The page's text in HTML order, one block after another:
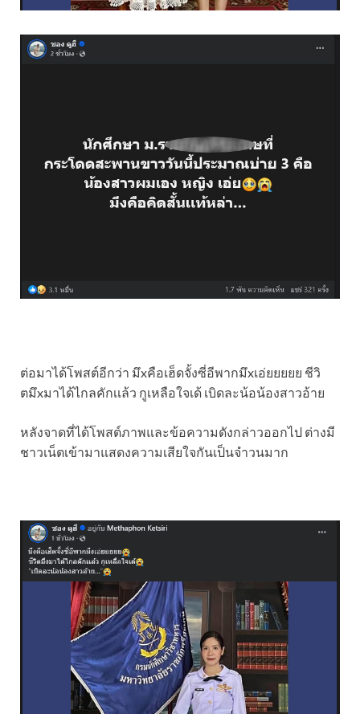
ต่อมาได้โพสต์อีกว่า มึxคือเฮ็ดจั้งซี่อีพากมึxเอ่ยยยยย ชีวิ
ตมึxมาได้ไกลคักเเล้ว กูเหลือใจเด้ เบิดละน้อน้องสาวอ้าย
หลังจาดที่ได้โพสต์ภาพและข้อความดังกล่าวออกไป ต่างมี
ชาวเน็ตเข้ามาแสดงความเสียใจกันเป็นจำวนมาก